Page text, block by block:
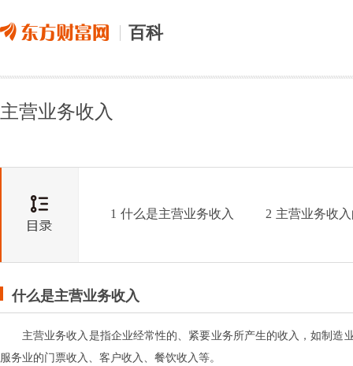
百科
主营业务收入
1 什么是主营业务收入 2 主营业务收
什么是主营业务收入
主营业务收入是指企业经常性的、紧要业务所产生的收入，如制
服务业的门票收入、客户收入、餐饮收入等。